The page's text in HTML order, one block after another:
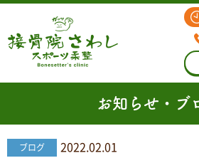
お知らせ・ブ
ブログ 2022.02.01